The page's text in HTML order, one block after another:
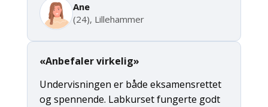
Ane
(24), Lillehammer
«Anbefaler virkelig»
Undervisningen er både eksamensrettet
og spennende. Labkurset fungerte godt